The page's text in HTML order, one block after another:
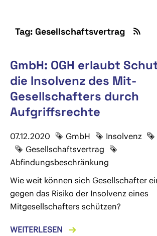
Tag: Gesellschaftsvertrag
GmbH: OGH erlaubt
die Insolvenz des Mit-
Gesellschafters durch
Aufgriffsrechte
07.12.2020 GmbH Insolvenz
Gesellschaftsvertrag
Abfindungsbeschränkung
Wie weit können sich Gesellschafter
gegen das Risiko der Insolvenz eines
Mitgesellschafters schützen?
WEITERLESEN